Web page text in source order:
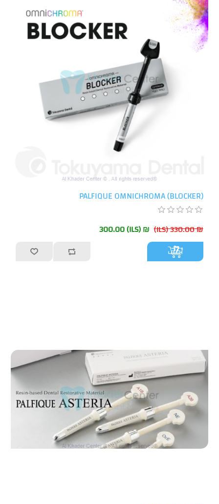
PALFIQUE OMNICHROMA (BLOCKER)
₪ 330.00 (ILS)
₪ 300.00 (ILS)
أضف